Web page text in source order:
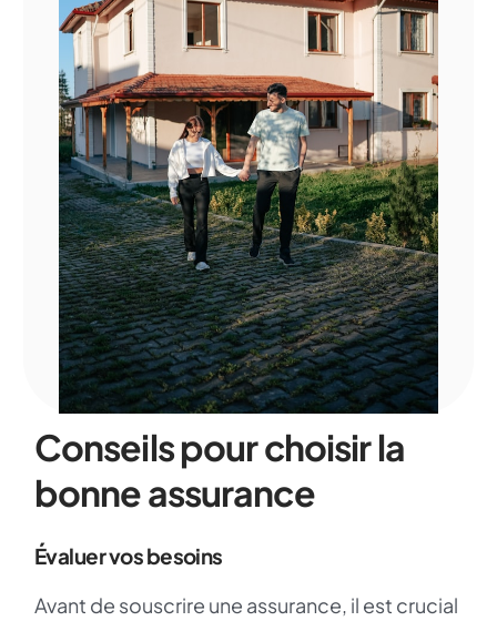
Conseils pour choisir la
bonne assurance
Évaluer vos besoins
Avant de souscrire une assurance, il est crucial